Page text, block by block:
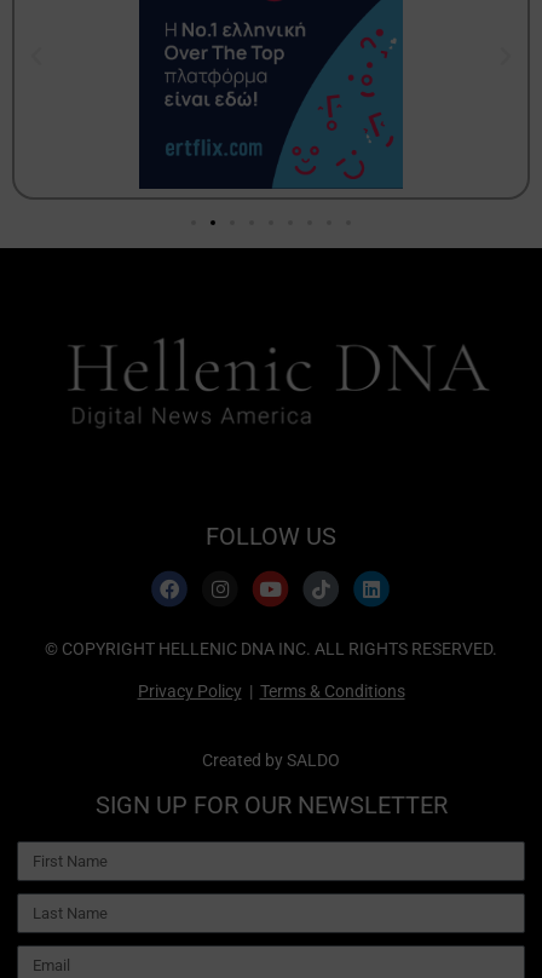
FOLLOW US
© COPYRIGHT HELLENIC DNA INC. ALL RIGHTS RESERVED.
Privacy Policy | Terms & Conditions
Created by SALDO
SIGN UP FOR OUR NEWSLETTER